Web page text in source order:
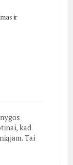
ir
kad
Tai